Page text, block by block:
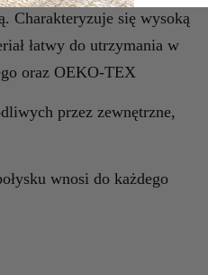
Charakteryzuje się wysoką
łatwy do utrzymania w
oraz OEKO-TEX
przez zewnętrzne,
wnosi do każdego